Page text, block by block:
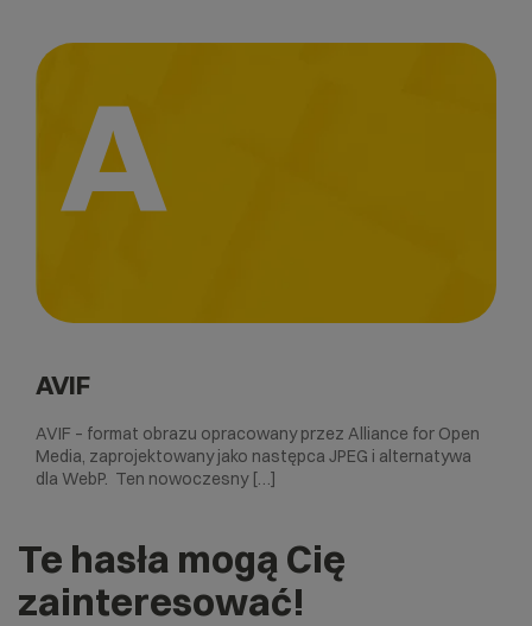
A
AVIF
AVIF – format obrazu opracowany przez Alliance for Open
Media, zaprojektowany jako następca JPEG i alternatywa
dla WebP. Ten nowoczesny […]
Te hasła mogą Cię
zainteresować!